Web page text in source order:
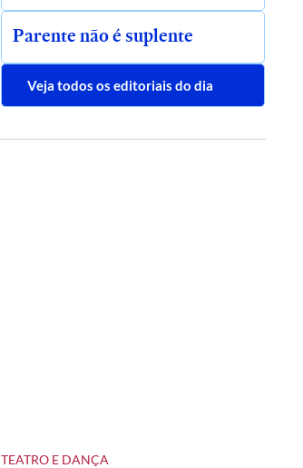
Parente não é suplente
Veja todos os editoriais do dia
TEATRO E DANÇA